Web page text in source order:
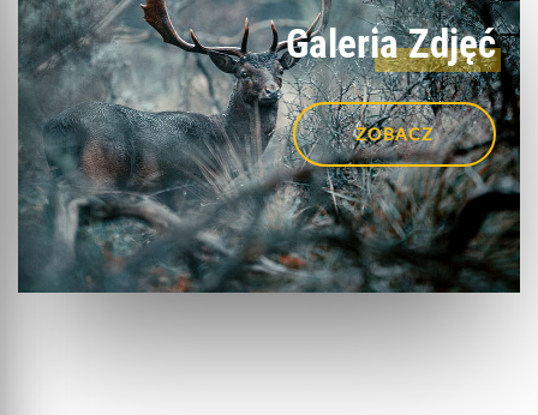
Galeria Zdjęć
ZOBACZ